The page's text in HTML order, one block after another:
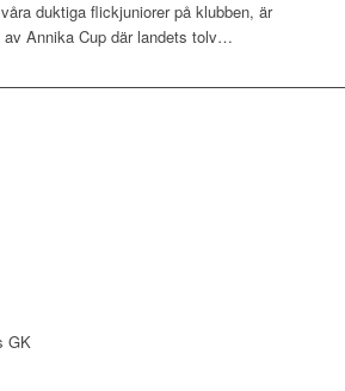
duktiga flickjuniorer på klubben, är
av Annika Cup där landets tolv…
GK